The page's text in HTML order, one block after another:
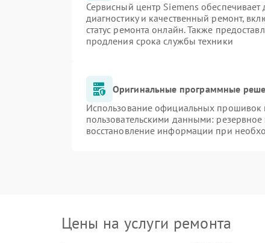
Сервисный центр Siemens
диагностику и качественный ремонт,
статус ремонта онлайн. Также
продления срока службы техники
Оригинальные программные
Использование официальных прошивок
пользовательскими данными:
восстановление информации при
Цены на услуги ремонта